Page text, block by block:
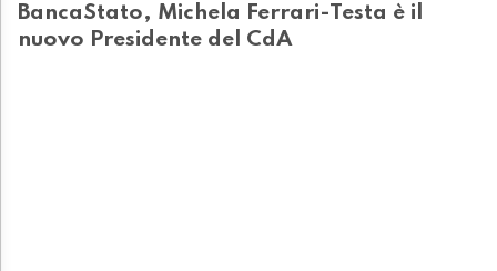
BancaStato, Michela Ferrari-Testa è il
nuovo Presidente del CdA